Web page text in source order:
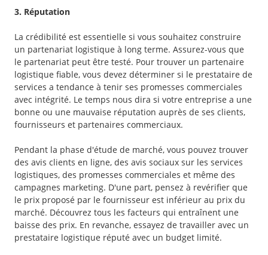
3. Réputation
La crédibilité est essentielle si vous souhaitez construire
un partenariat logistique à long terme. Assurez-vous que
le partenariat peut être testé. Pour trouver un partenaire
logistique fiable, vous devez déterminer si le prestataire de
services a tendance à tenir ses promesses commerciales
avec intégrité. Le temps nous dira si votre entreprise a une
bonne ou une mauvaise réputation auprès de ses clients,
fournisseurs et partenaires commerciaux.
Pendant la phase d'étude de marché, vous pouvez trouver
des avis clients en ligne, des avis sociaux sur les services
logistiques, des promesses commerciales et même des
campagnes marketing. D'une part, pensez à revérifier que
le prix proposé par le fournisseur est inférieur au prix du
marché. Découvrez tous les facteurs qui entraînent une
baisse des prix. En revanche, essayez de travailler avec un
prestataire logistique réputé avec un budget limité.